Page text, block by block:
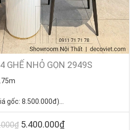
đặc biệt là với những nhà có trẻ em
GHẾ NHỎ GỌN 2949S
gốc: 8.500.000đ)
gốc: 1.050.000đ)
5.400.000₫